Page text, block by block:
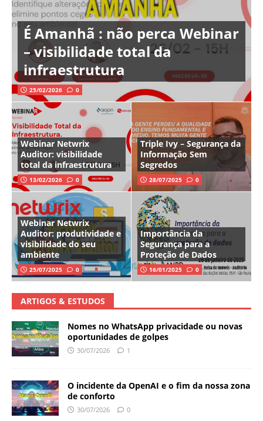
É Amanhã : não perca Webinar
– visibilidade total da
infraestrutura
25/02/2026 0
Webinar Netwrix
Auditor: visibilidade
total da infraestrutura
13/02/2026 0
Triple Ivy – Segurança da
Informação Sem
Segredos
28/07/2025 0
Webinar Netwrix
Auditor: produtividade e
visibilidade do seu
ambiente
25/07/2025 0
Importância da
Segurança para a
Proteção de Dados
16/01/2025 0
ARTIGOS & ESTUDOS
Nomes no WhatsApp privacidade ou novas
oportunidades de golpes
30/07/2026 1
O incidente da OpenAI e o fim da nossa zona
de conforto
30/07/2026 0